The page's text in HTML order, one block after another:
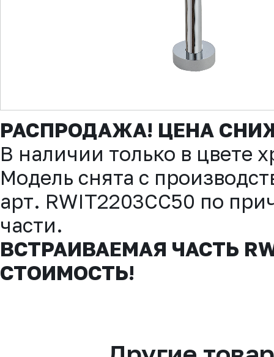
▼
РАСПРОДАЖА! ЦЕНА
В наличии только в цвете
Модель снята с
арт. RWIT2203CC50 по
части.
ВСТРАИВАЕМАЯ ЧАСТЬ
СТОИМОСТЬ!